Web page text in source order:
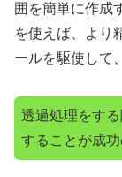
囲を簡単に作成
を使えば、より
ールを駆使して
透過処理をす
することが成功